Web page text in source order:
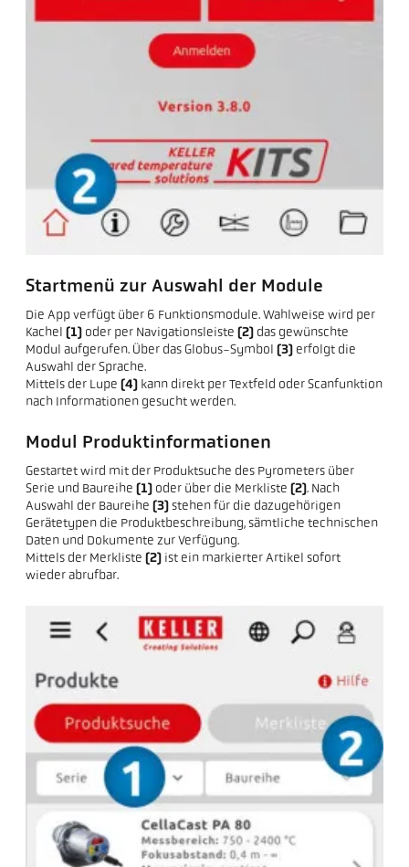
Startmenü zur Auswahl der Module
Die App verfügt über 6 Funktionsmodule. Wahlweise wird per
Kachel(1) oder per Navigationsleiste(2) das gewünschte
Modul aufgerufen. Über das Globus-Symbol(3) erfolgt die
Auswahl der Sprache.
Mittels der Lupe(4) kann direkt per Textfeld oder Scanfunktion
nach Informationen gesucht werden.
Modul Produktinformationen
Gestartet wird mit der Produktsuche des Pyrometers über
Serie und Baureihe(1) oder über die Merkliste(2). Nach
Auswahl der Baureihe(3) stehen für die dazugehörigen
Gerätetypen die Produktbeschreibung, sämtliche technischen
Daten und Dokumente zur Verfügung.
Mittels der Merkliste(2) ist ein markierter Artikel sofort
wieder abrufbar.